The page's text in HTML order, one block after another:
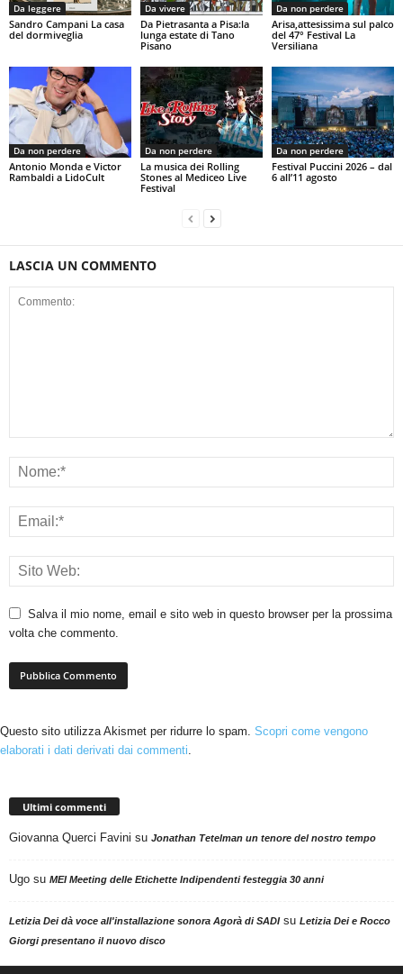
Da leggere
Sandro Campani La casa
del dormiveglia
Da vivere
Da Pietrasanta a Pisa:la
lunga estate di Tano
Pisano
Da non perdere
Arisa,attesissima sul palco
del 47° Festival La
Versiliana
Da non perdere
Antonio Monda e Victor
Rambaldi a LidoCult
Da non perdere
La musica dei Rolling
Stones al Mediceo Live
Festival
Da non perdere
Festival Puccini 2026 – dal
6 all’11 agosto
LASCIA UN COMMENTO
Salva il mio nome, email e sito web in questo browser per la prossima
volta che commento.
Questo sito utilizza Akismet per ridurre lo spam. Scopri come vengono
elaborati i dati derivati dai commenti.
Ultimi commenti
Giovanna Querci Favini su Jonathan Tetelman un tenore del nostro tempo
Ugo su MEI Meeting delle Etichette Indipendenti festeggia 30 anni
Letizia Dei dà voce all'installazione sonora Agorà di SADIsu Letizia Dei e Rocco
Giorgi presentano il nuovo disco